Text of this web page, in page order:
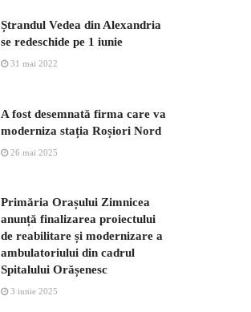
Ștrandul Vedea din Alexandria
se redeschide pe 1 iunie
31 mai 2022
A fost desemnată firma care va
moderniza stația Roșiori Nord
26 mai 2025
Primăria Orașului Zimnicea
anunță finalizarea proiectului
de reabilitare și modernizare a
ambulatoriului din cadrul
Spitalului Orășenesc
3 iunie 2025